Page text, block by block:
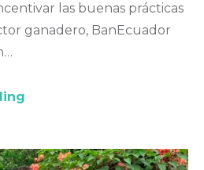
las buenas prácticas
ganadero, BanEcuador